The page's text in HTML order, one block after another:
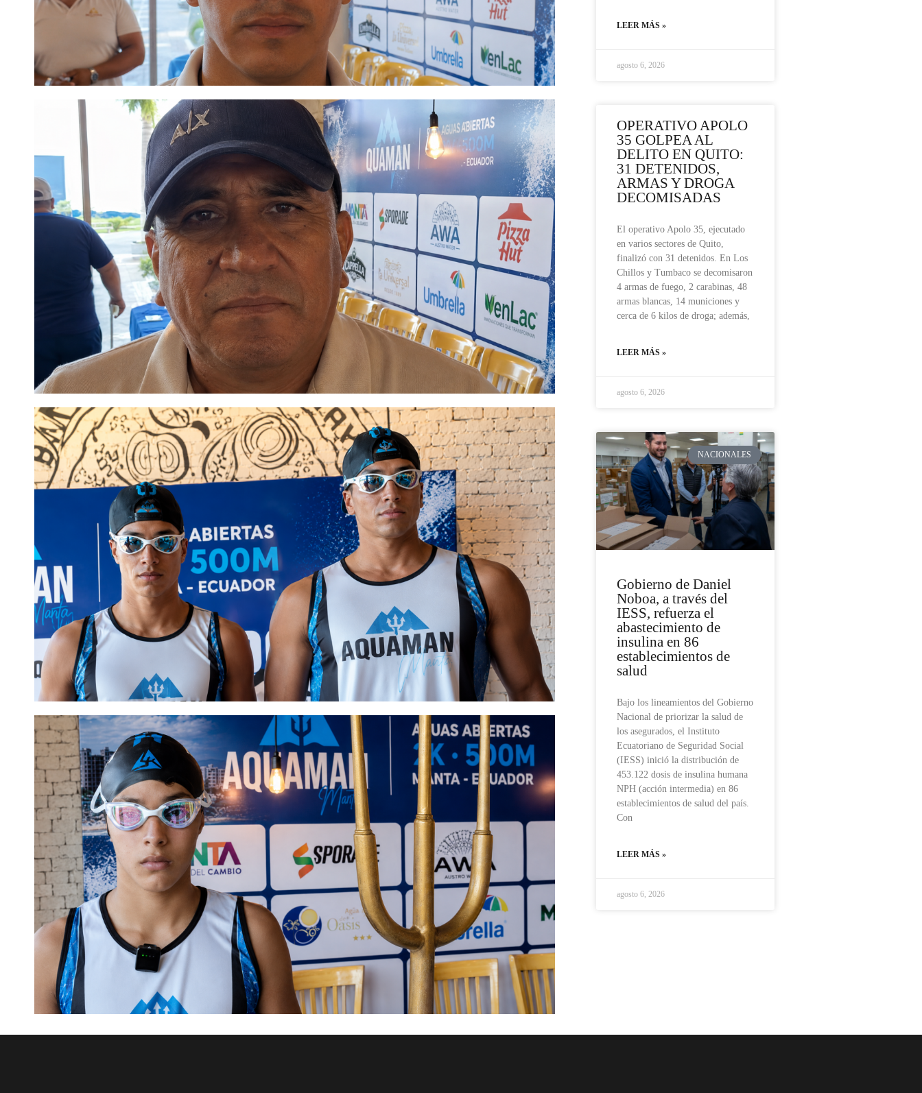
LEER MÁS »
agosto 6, 2026
OPERATIVO APOLO
35 GOLPEA AL
DELITO EN QUITO:
31 DETENIDOS,
ARMAS Y DROGA
DECOMISADAS
El operativo Apolo 35, ejecutado
en varios sectores de Quito,
finalizó con 31 detenidos. En Los
Chillos y Tumbaco se decomisaron
4 armas de fuego, 2 carabinas, 48
armas blancas, 14 municiones y
cerca de 6 kilos de droga; además,
LEER MÁS »
agosto 6, 2026
NACIONALES
Gobierno de Daniel
Noboa, a través del
IESS, refuerza el
abastecimiento de
insulina en 86
establecimientos de
salud
Bajo los lineamientos del Gobierno
Nacional de priorizar la salud de
los asegurados, el Instituto
Ecuatoriano de Seguridad Social
(IESS) inició la distribución de
453.122 dosis de insulina humana
NPH (acción intermedia) en 86
establecimientos de salud del país.
Con
LEER MÁS »
agosto 6, 2026